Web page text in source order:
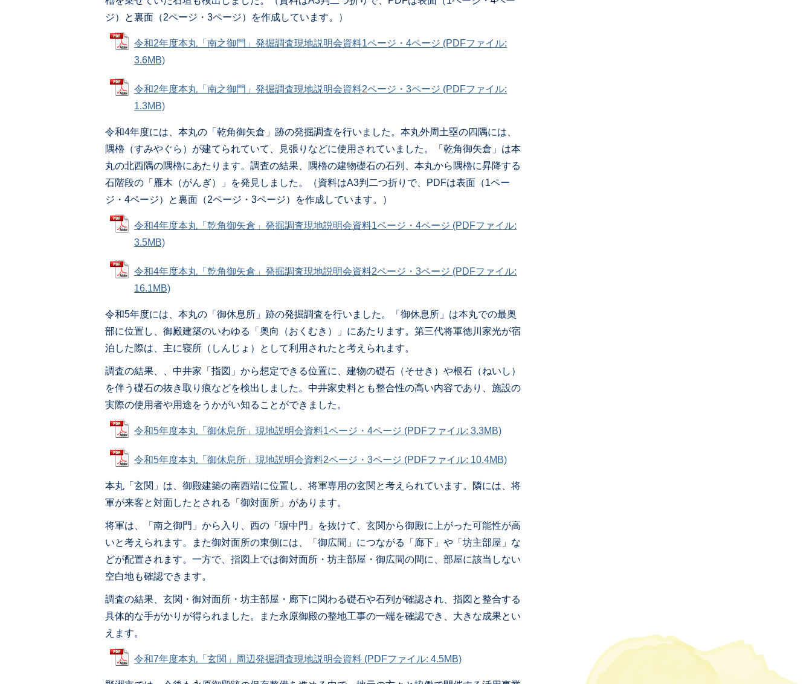
ジ）と裏面（2ページ・3ページ）を作成しています。）
令和2年度本丸「南之御門」発掘調査現地説明会資料1ページ・4ページ (PDFファイル:
3.6MB)
令和2年度本丸「南之御門」発掘調査現地説明会資料2ページ・3ページ (PDFファイル:
1.3MB)
令和4年度には、本丸の「乾角御矢倉」跡の発掘調査を行いました。本丸外周土塁の四隅には、
隅櫓（すみやぐら）が建てられていて、見張りなどに使用されていました。「乾角御矢倉」は本
丸の北西隅の隅櫓にあたります。調査の結果、隅櫓の建物礎石の石列、本丸から隅櫓に昇降する
石階段の「雁木（がんぎ）」を発見しました。（資料はA3判二つ折りで、PDFは表面（1ペー
ジ・4ページ）と裏面（2ページ・3ページ）を作成しています。）
令和4年度本丸「乾角御矢倉」発掘調査現地説明会資料1ページ・4ページ (PDFファイル:
3.5MB)
令和4年度本丸「乾角御矢倉」発掘調査現地説明会資料2ページ・3ページ (PDFファイル:
16.1MB)
令和5年度には、本丸の「御休息所」跡の発掘調査を行いました。「御休息所」は本丸での最奥
部に位置し、御殿建築のいわゆる「奥向（おくむき）」にあたります。第三代将軍徳川家光が宿
泊した際は、主に寝所（しんじょ）として利用されたと考えられます。
調査の結果、、中井家「指図」から想定できる位置に、建物の礎石（そせき）や根石（ねいし）
を伴う礎石の抜き取り痕などを検出しました。中井家史料とも整合性の高い内容であり、施設の
実際の使用者や用途をうかがい知ることができました。
令和5年度本丸「御休息所」現地説明会資料1ページ・4ページ (PDFファイル: 3.3MB)
令和5年度本丸「御休息所」現地説明会資料2ページ・3ページ (PDFファイル: 10.4MB)
本丸「玄関」は、御殿建築の南西端に位置し、将軍専用の玄関と考えられています。隣には、将
軍が来客と対面したとされる「御対面所」があります。
将軍は、「南之御門」から入り、西の「塀中門」を抜けて、玄関から御殿に上がった可能性が高
いと考えられます。また御対面所の東側には、「御広間」につながる「廊下」や「坊主部屋」な
どが配置されます。一方で、指図上では御対面所・坊主部屋・御広間の間に、部屋に該当しない
空白地も確認できます。
調査の結果、玄関・御対面所・坊主部屋・廊下に関わる礎石や石列が確認され、指図と整合する
具体的な手がかりが得られました。また永原御殿の整地工事の一端を確認でき、大きな成果とい
えます。
令和7年度本丸「玄関」周辺発掘調査現地説明会資料 (PDFファイル: 4.5MB)